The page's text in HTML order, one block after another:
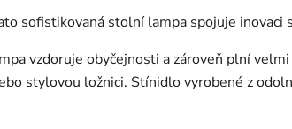
sofistikovaná stolní lampa spojuje
vzdoruje obyčejnosti a zároveň plní
stylovou ložnici. Stínidlo vyrobené z